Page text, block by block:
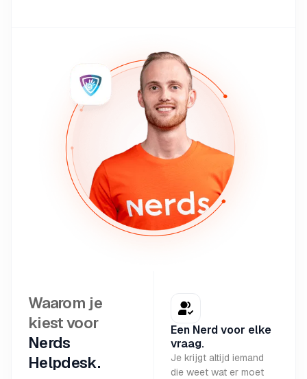
Waarom je
kiest voor
Nerds
Helpdesk.
Een Nerd voor elke
vraag.
Je krijgt altijd iemand
die weet wat er moet